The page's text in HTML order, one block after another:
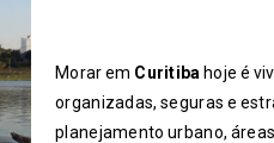
Morar em Curitiba hoje é
organizadas, seguras e
planejamento urbano,